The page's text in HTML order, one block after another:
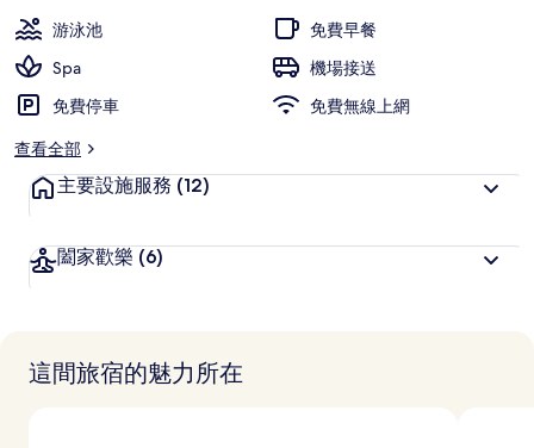
游泳池
免費早餐
Spa
機場接送
免費停車
免費無線上網
查看全部
主要設施服務 (12)
闔家歡樂 (6)
這間旅宿的魅力所在